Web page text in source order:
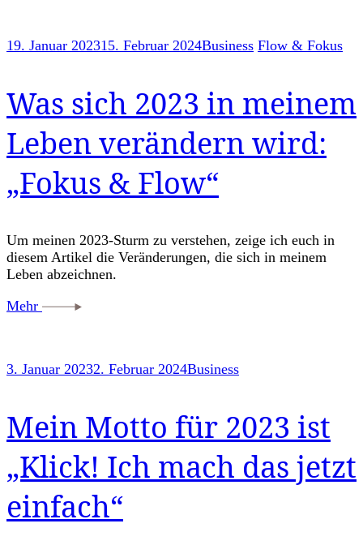
19. Januar 202315. Februar 2024Business Flow & Fokus
Was sich 2023 in meinem
Leben verändern wird:
„Fokus & Flow“
Um meinen 2023-Sturm zu verstehen, zeige ich euch in
diesem Artikel die Veränderungen, die sich in meinem
Leben abzeichnen.
Mehr
3. Januar 20232. Februar 2024Business
Mein Motto für 2023 ist
„Klick! Ich mach das jetzt
einfach“